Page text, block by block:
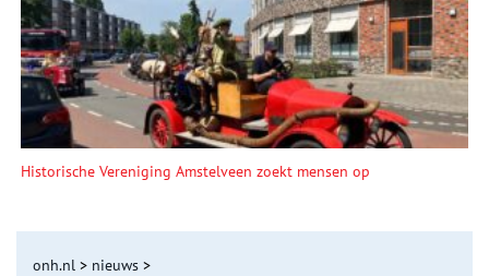
Historische Vereniging Amstelveen zoekt mensen op
onh.nl > nieuws >